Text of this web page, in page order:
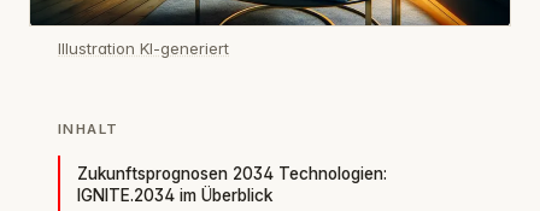
Illustration KI-generiert
INHALT
Zukunftsprognosen 2034 Technologien:
IGNITE.2034 im Überblick